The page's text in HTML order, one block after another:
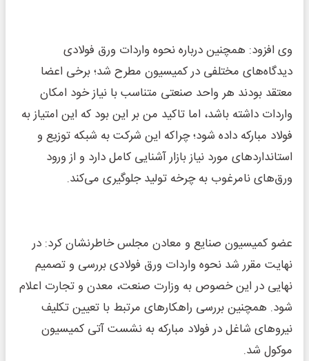
وی افزود: همچنین درباره نحوه واردات ورق فولادی
دیدگاه‌های مختلفی در کمیسیون مطرح شد؛ برخی اعضا
معتقد بودند هر واحد صنعتی متناسب با نیاز خود امکان
واردات داشته باشد، اما تاکید من بر این بود که این امتیاز به
فولاد مبارکه داده شود؛ چراکه این شرکت به شبکه توزیع و
استاندارد‌های مورد نیاز بازار آشنایی کامل دارد و از ورود
ورق‌های نامرغوب به چرخه تولید جلوگیری می‌کند.
عضو کمیسیون صنایع و معادن مجلس خاطرنشان کرد: در
نهایت مقرر شد نحوه واردات ورق فولادی بررسی و تصمیم
نهایی در این خصوص به وزارت صنعت، معدن و تجارت اعلام
شود. همچنین بررسی راهکار‌های مرتبط با تعیین تکلیف
نیرو‌های شاغل در فولاد مبارکه به نشست آتی کمیسیون
موکول شد.